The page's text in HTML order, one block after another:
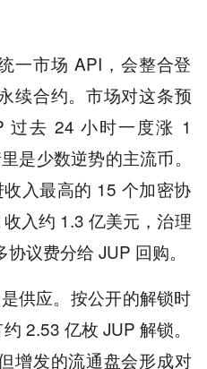
一市场 API，会整合登
续合约。市场对这条预
过去 24 小时一度涨 1
是少数逆势的主流币。
入最高的 15 个加密协
入约 1.3 亿美元，治理
议费分给 JUP 回购。
供应。按公开的解锁时
2.53 亿枚 JUP 解锁。
增发的流通盘会形成对